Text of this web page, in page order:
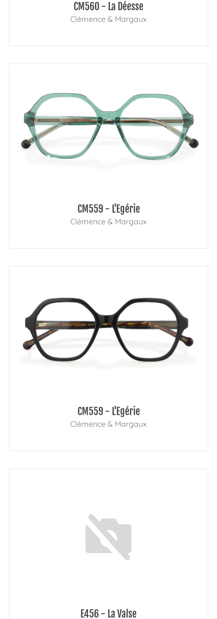
CM560 - La Déesse
Clémence & Margaux
CM559 - L'Egérie
Clémence & Margaux
CM559 - L'Egérie
Clémence & Margaux
E456 - La Valse